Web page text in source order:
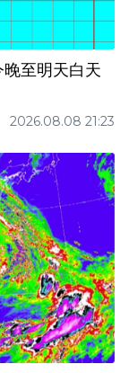
至明天白天
2026.08.08 21:23